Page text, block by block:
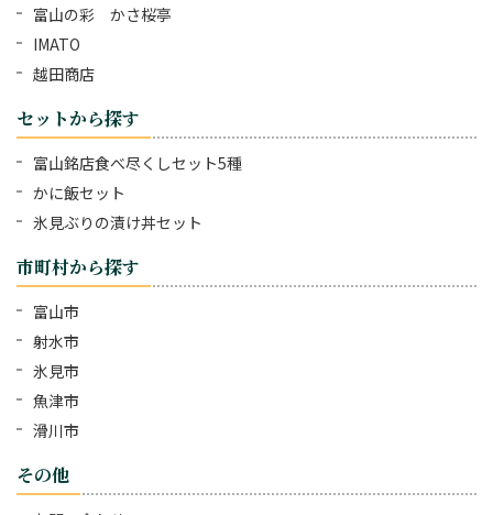
富山の彩 かさ桜亭
IMATO
越田商店
セットから探す
富山銘店食べ尽くしセット5種
かに飯セット
氷見ぶりの漬け丼セット
市町村から探す
富山市
射水市
氷見市
魚津市
滑川市
その他